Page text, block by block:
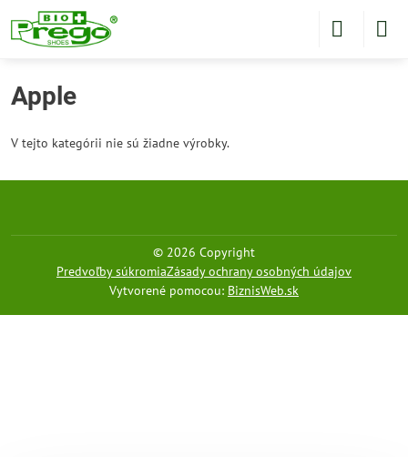
Apple
V tejto kategórii nie sú žiadne výrobky.
© 2026 Copyright
Predvoľby súkromiaZásady ochrany osobných údajov
Vytvorené pomocou: BiznisWeb.sk